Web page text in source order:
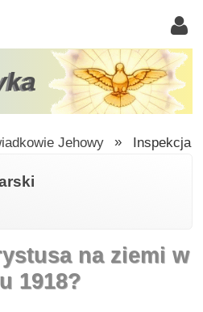
Jehowy » Inspekcja
na ziemi w
1918?